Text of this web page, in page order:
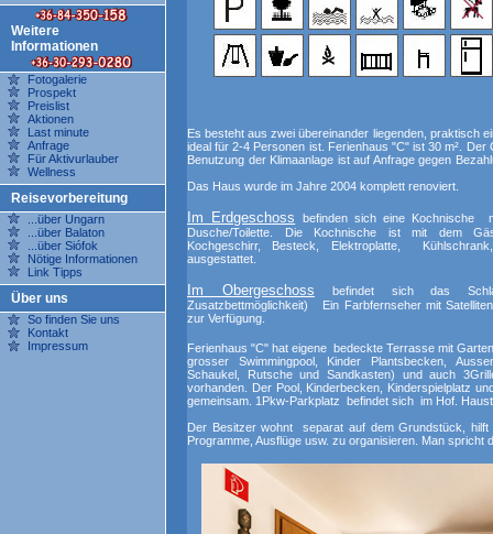
Weitere
Informationen
Fotogalerie
Prospekt
Preislist
Aktionen
Last minute
Anfrage
Für Aktivurlauber
Wellness
Reisevorbereitung
...über Ungarn
...über Balaton
...über Siófok
Nötige Informationen
Link Tipps
Über uns
So finden Sie uns
Kontakt
Impressum
Es besteht aus zwei übereinander liegenden, praktisch
ideal für 2-4 Personen ist. Ferienhaus "C" ist 30 m².
Benutzung der Klimaanlage ist auf Anfrage gegen
Das Haus wurde im Jahre 2004 komplett renoviert.
Im Erdgeschoss
befinden sich eine Kochnische
Dusche/Toilette. Die Kochnische ist mit dem
Kochgeschirr, Besteck, Elektroplatte,
ausgestattet.
Im Obergeschoss befindet sich das
Zusatzbettmöglichkeit) Ein Farbfernseher mit
zur Verfügung.
Ferienhaus "C" hat eigene bedeckte Terrasse mit
grosser Swimmingpool, Kinder Plantsbecken,
Schaukel, Rutsche und Sandkasten) und auch
vorhanden. Der Pool, Kinderbecken, Kinderspielplatz
gemeinsam. 1Pkw-Parkplatz befindet sich im Hof.
Der Besitzer wohnt separat auf dem Grundstück, hilft
Programme, Ausflüge usw. zu organisieren. Man spricht